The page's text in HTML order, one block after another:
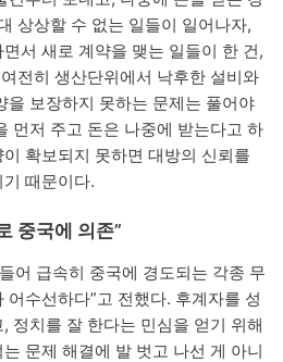
상상할 수 없는 일들이 일어나자,
서 새로 계약을 맺는 일들이 한 건,
전히 생산단위에서 낙후한 설비와
을 보장하지 못하는 문제는 풀어야
먼저 주고 돈은 나중에 받는다고 하
확보되지 못하면 대방의 신뢰를
때문이다.
중국에 의존”
어 급속히 중국에 경도되는 각종 무
수선하다”고 전했다. 후계자를 성
정치를 잘 한다는 민심을 얻기 위해
문제 해결에 발 벗고 나선 게 아니